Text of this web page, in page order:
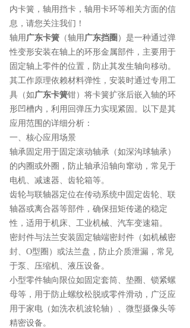
内卡簧 ，轴用挡卡，轴用卡环等相关方面的信
息，请您关注我们！
轴用 广东卡簧 （轴用 广东挡圈 ）是一种通过弹
性变形安装在轴上的环形金属部件，主要用于
固定轴上零件的位置，防止其发生轴向移动。
其工作原理依赖材料弹性，安装时通过专用工
具（如广东卡簧钳）将卡簧扩张后嵌入轴的环
形凹槽内，利用回弹压力实现紧固。以下是其
应用范围的详细分析：
一、核心应用场景
轴承固定用于固定滚动轴承（如深沟球轴承）
的内圈或外圈，防止轴承沿轴向窜动，常见于
电机、减速器、齿轮箱等。
齿轮与联轴器定位在传动系统中固定齿轮、联
轴器或离合器等部件，确保扭矩传递的稳定
性，适用于机床、工业机械、汽车变速箱。
密封件与法兰安装固定轴端密封件（如机械密
封、O型圈）或法兰盘，防止介质泄漏，常见
于泵、压缩机、液压设备。
小型零件轴向限位如固定套筒、垫圈、锁紧螺
母等，用于防止螺纹松脱或零件滑动，广泛应
用于家电（如洗衣机波轮轴）、微型摄像头等
精密设备。